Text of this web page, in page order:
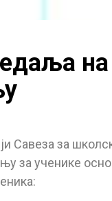
Савеза за
за ученике